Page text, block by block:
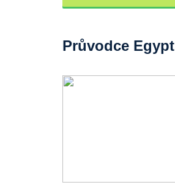
Průvodce Egypt